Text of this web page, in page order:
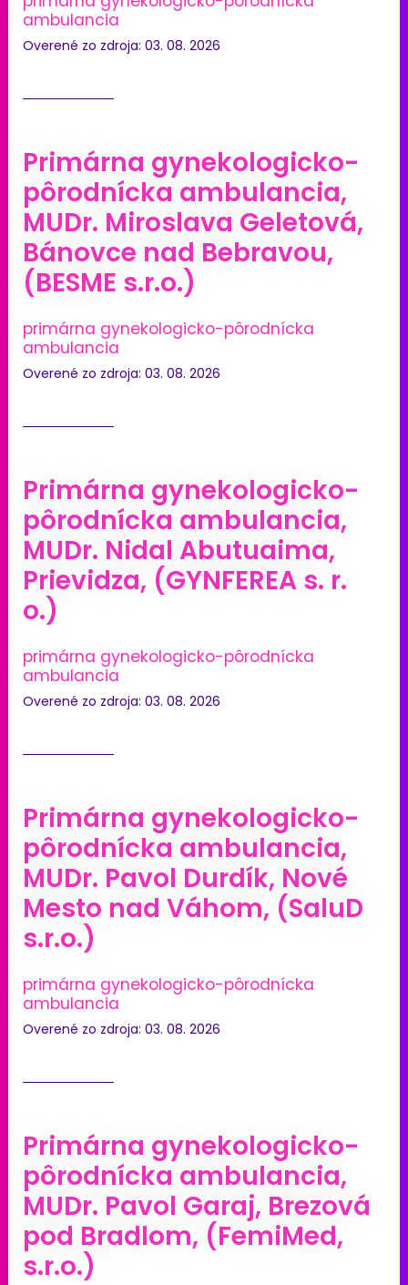
ambulancia
Overené zo zdroja: 03. 08. 2026
Primárna gynekologicko-
pôrodnícka ambulancia,
MUDr. Miroslava Geletová,
Bánovce nad Bebravou,
(BESME s.r.o.)
primárna gynekologicko-pôrodnícka
ambulancia
Overené zo zdroja: 03. 08. 2026
Primárna gynekologicko-
pôrodnícka ambulancia,
MUDr. Nidal Abutuaima,
Prievidza, (GYNFEREA s. r.
o.)
primárna gynekologicko-pôrodnícka
ambulancia
Overené zo zdroja: 03. 08. 2026
Primárna gynekologicko-
pôrodnícka ambulancia,
MUDr. Pavol Durdík, Nové
Mesto nad Váhom, (SaluD
s.r.o.)
primárna gynekologicko-pôrodnícka
ambulancia
Overené zo zdroja: 03. 08. 2026
Primárna gynekologicko-
pôrodnícka ambulancia,
MUDr. Pavol Garaj, Brezová
pod Bradlom, (FemiMed,
s.r.o.)